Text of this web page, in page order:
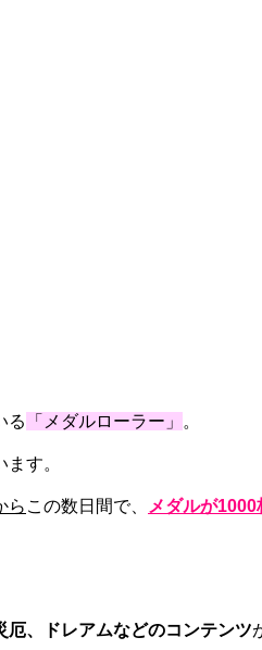
る 「メダルローラー」 。
す。
ら この数日間で、 メダルが
厄、ドレアムなどのコンテンツ